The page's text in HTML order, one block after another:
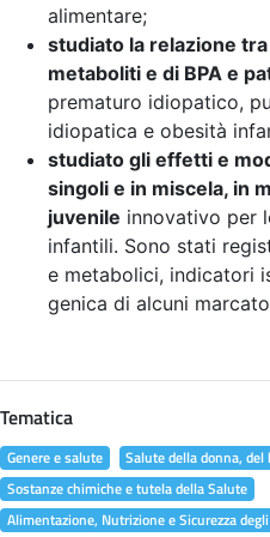
alimentare;
studiato la relazione
metaboliti e di BPA e
prematuro idiopatico,
idiopatica e obesità
studiato gli effetti e
singoli e in miscela, in
juvenile innovativo per
infantili. Sono stati
e metabolici, indicatori
genica di alcuni
Tematica
Genere e salute
Salute della donna,
Sostanze chimiche e tutela della Salute
Alimentazione, Nutrizione e Sicurezza